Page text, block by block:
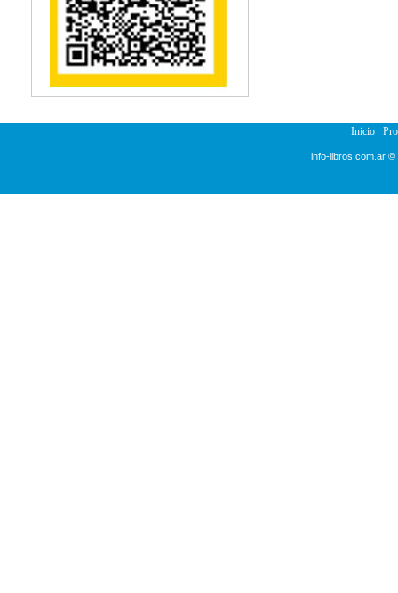
Reumatología
Salud Pública
Semiología
Terapia Ocupacional
Urología
Inicio
info-libros.com.ar